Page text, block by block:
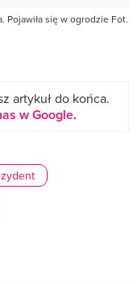
Pojawiła się w ogrodzie Fot.
artykuł do końca.
w Google.